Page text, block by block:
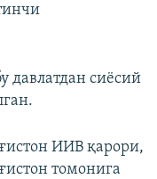
давлатдан сиёсий
ИИВ қарори,
томонига